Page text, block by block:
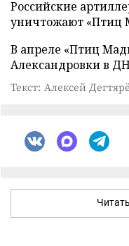
Российские
уничтожают «Птиц
В апреле «Птиц
Александровки в
Текст: Алексей